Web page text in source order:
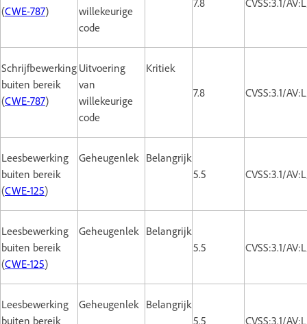
(CWE-787)
willekeurige
code
Schrijfbewerking
buiten bereik
(CWE-787)
Uitvoering
van
willekeurige
code
Kritiek
7.8
CVSS:3.1/
Leesbewerking
buiten bereik
(CWE-125)
Geheugenlek Belangrijk
5.5
CVSS:3.1/
Leesbewerking
buiten bereik
(CWE-125)
Geheugenlek Belangrijk
5.5
CVSS:3.1/
Leesbewerking
buiten bereik
Geheugenlek Belangrijk
5.5
CVSS:3.1/